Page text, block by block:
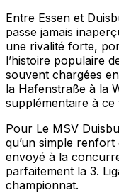
Entre Essen et
passe jamais
une rivalité forte,
l’histoire populaire
souvent chargées
la Hafenstraße à la
supplémentaire à
Pour Le MSV
qu’un simple renfort
envoyé à la
parfaitement la 3.
championnat.